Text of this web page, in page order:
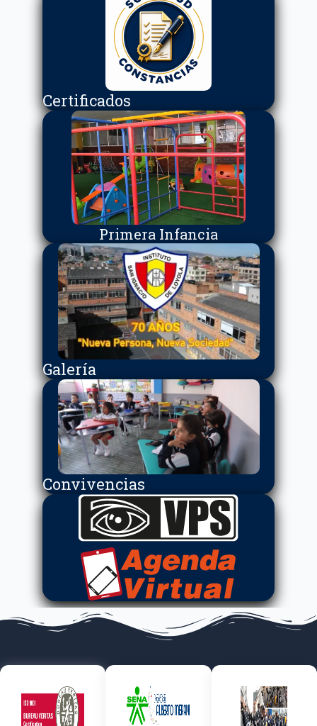
Certificados
Primera Infancia
Galería
Convivencias